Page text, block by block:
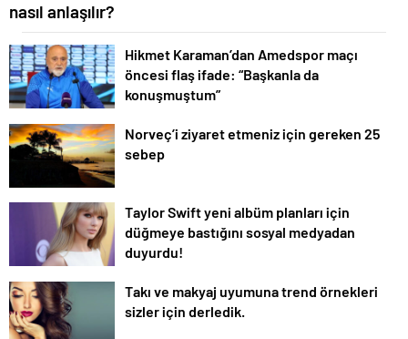
nasıl anlaşılır?
Hikmet Karaman’dan Amedspor maçı
öncesi flaş ifade: “Başkanla da
konuşmuştum”
Norveç’i ziyaret etmeniz için gereken 25
sebep
Taylor Swift yeni albüm planları için
düğmeye bastığını sosyal medyadan
duyurdu!
Takı ve makyaj uyumuna trend örnekleri
sizler için derledik.